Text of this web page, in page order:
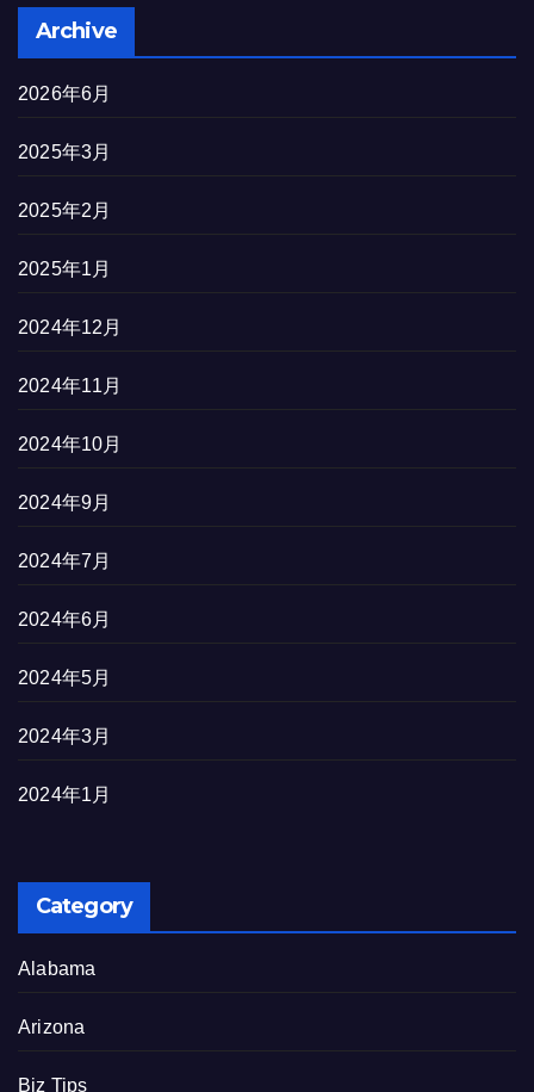
Archive
2026年6月
2025年3月
2025年2月
2025年1月
2024年12月
2024年11月
2024年10月
2024年9月
2024年7月
2024年6月
2024年5月
2024年3月
2024年1月
Category
Alabama
Arizona
Biz Tips